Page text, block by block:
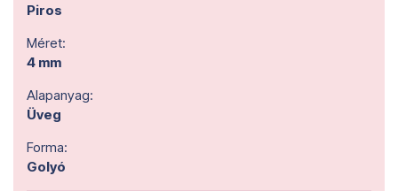
Piros
Méret:
4 mm
Alapanyag:
Üveg
Forma:
Golyó